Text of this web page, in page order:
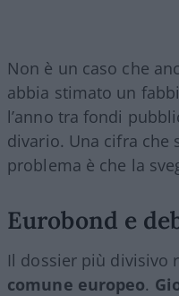
Non è un caso che
abbia stimato un
l’anno tra fondi
divario. Una cifra che
problema è che la
Eurobond e
Il dossier più divisivo
comune europeo.